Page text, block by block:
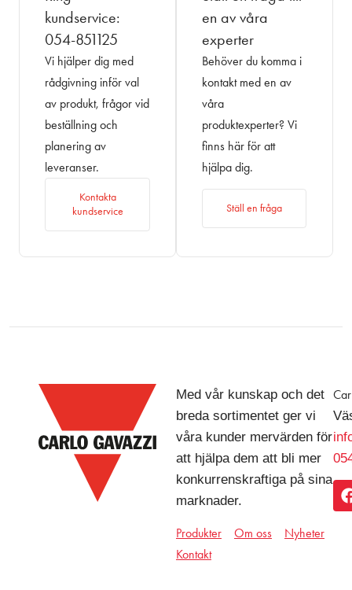
kundservice:
054-851125
Vi hjälper dig med
rådgivning inför val
av produkt, frågor vid
beställning och
planering av
leveranser.
Kontakta
kundservice
en av våra
experter
Behöver du komma i
kontakt med en av
våra
produktexperter? Vi
finns här för att
hjälpa dig.
Ställ en fråga
Med vår kunskap och det
breda sortimentet ger vi
våra kunder mervärden för
att hjälpa dem att bli mer
konkurrenskraftiga på sina
marknader.
Produkter Om oss
Nyheter
Kontakt